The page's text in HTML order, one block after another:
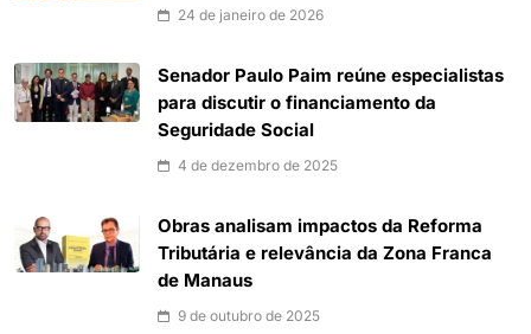
24 de janeiro de 2026
Senador Paulo Paim reúne especialistas
para discutir o financiamento da
Seguridade Social
4 de dezembro de 2025
Obras analisam impactos da Reforma
Tributária e relevância da Zona Franca
de Manaus
9 de outubro de 2025